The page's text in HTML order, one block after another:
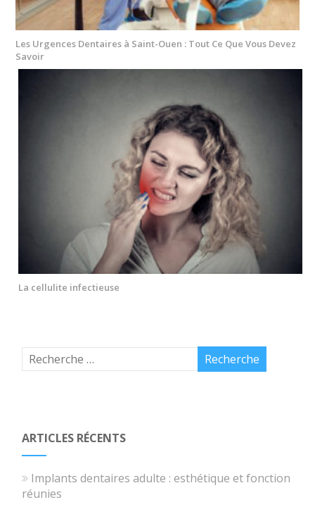
Les Urgences Dentaires à Saint-Ouen : Tout Ce Que Vous Devez
Savoir
La cellulite infectieuse
ARTICLES RÉCENTS
Implants dentaires adulte : esthétique et fonction
réunies